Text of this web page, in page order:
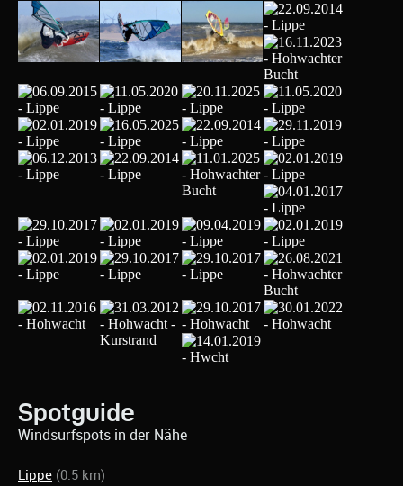
Spotguide
Windsurfspots in der Nähe
Lippe (0.5 km)